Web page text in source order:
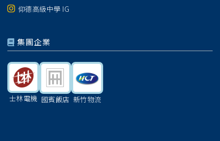
仰德高級中學 IG
集團企業
士林電機 國賓飯店 新竹物流